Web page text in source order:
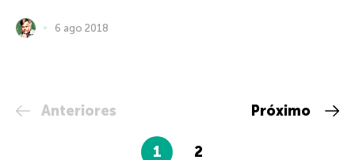
6 ago 2018
Anteriores
1 2
Próximo